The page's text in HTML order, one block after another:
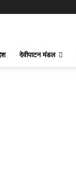
देवीपाटन मंडल